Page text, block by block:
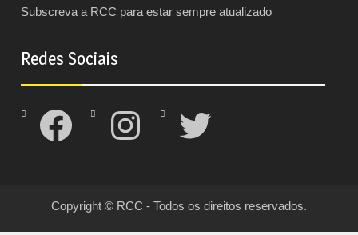
Subscreva a RCC para estar sempre atualizado
Redes Sociais
Facebook Instagram Twitter
Copyright © RCC - Todos os direitos reservados.